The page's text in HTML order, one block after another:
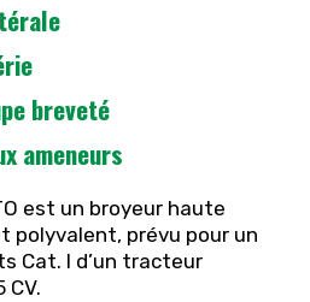
breveté
ameneurs
est un broyeur haute
polyvalent, prévu pour un
Cat. I d’un tracteur
CV.